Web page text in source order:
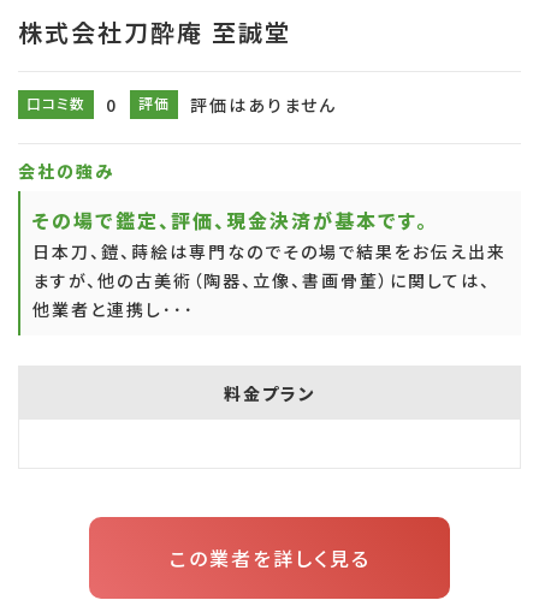
株式会社刀酔庵 至誠堂
口コミ数 0 評価 評価はありません
会社の強み
その場で鑑定、評価、現金決済が基本です。
日本刀、鎧、蒔絵は専門なのでその場で結果をお伝え出来
ますが、他の古美術（陶器、立像、書画骨董）に関しては、
他業者と連携し･･･
料金プラン
この業者を詳しく見る